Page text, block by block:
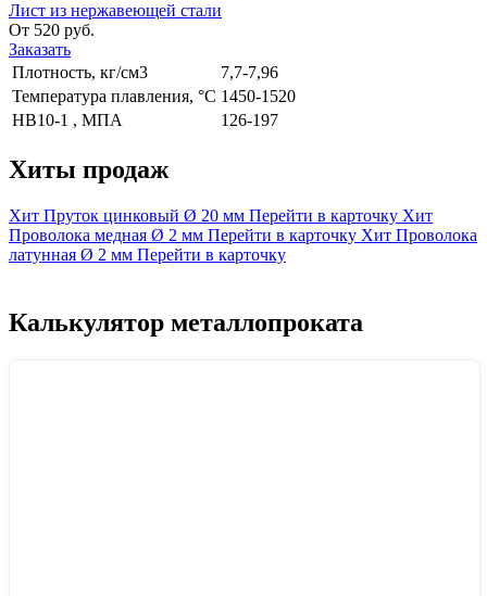
Лист из нержавеющей стали
От 520 руб.
Заказать
Плотность, кг/см3
7,7-7,96
Температура плавления, °С 1450-1520
НВ10-1 , МПА
126-197
Хиты продаж
Хит Пруток цинковый Ø 20 мм Перейти в карточку Хит
Проволока медная Ø 2 мм Перейти в карточку Хит Проволока
латунная Ø 2 мм Перейти в карточку
Калькулятор металлопроката